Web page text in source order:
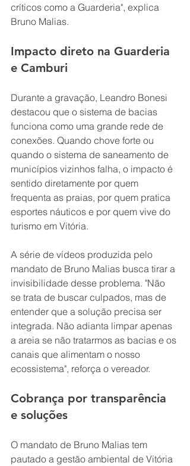
críticos como a Guarderia", explica
Bruno Malias.
Impacto direto na Guarderia
e Camburi
Durante a gravação, Leandro Bonesi
destacou que o sistema de bacias
funciona como uma grande rede de
conexões. Quando chove forte ou
quando o sistema de saneamento de
municípios vizinhos falha, o impacto é
sentido diretamente por quem
frequenta as praias, por quem pratica
esportes náuticos e por quem vive do
turismo em Vitória.
A série de vídeos produzida pelo
mandato de Bruno Malias busca tirar a
invisibilidade desse problema. "Não
se trata de buscar culpados, mas de
entender que a solução precisa ser
integrada. Não adianta limpar apenas
a areia se não tratarmos as bacias e os
canais que alimentam o nosso
ecossistema", reforça o vereador.
Cobrança por transparência
e soluções
O mandato de Bruno Malias tem
pautado a gestão ambiental de Vitória